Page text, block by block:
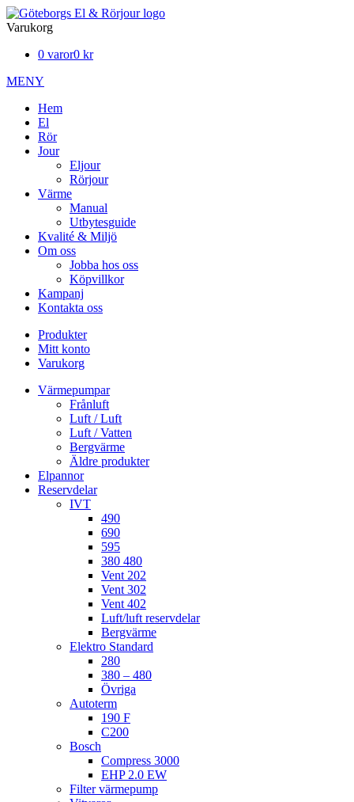
Varukorg
0 varor0 kr
MENY
Hem
El
Rör
Jour
Eljour
Rörjour
Värme
Manual
Utbytesguide
Kvalité & Miljö
Om oss
Jobba hos oss
Köpvillkor
Kampanj
Kontakta oss
Produkter
Mitt konto
Varukorg
Värmepumpar
Frånluft
Luft / Luft
Luft / Vatten
Bergvärme
Äldre produkter
Elpannor
Reservdelar
IVT
490
690
595
380 480
Vent 202
Vent 302
Vent 402
Luft/luft reservdelar
Bergvärme
Elektro Standard
280
380 – 480
Övriga
Autoterm
190 F
C200
Bosch
Compress 3000
EHP 2.0 EW
Filter värmepump